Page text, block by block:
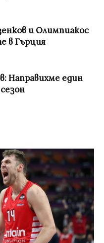
и Олимпиакос
в Гърция
Направихме един